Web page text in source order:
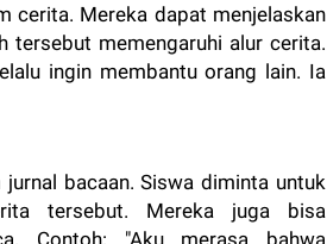
cerita. Mereka dapat menjelaskan
tersebut memengaruhi alur cerita.
ingin membantu orang lain. Ia
bacaan. Siswa diminta untuk
tersebut. Mereka juga bisa